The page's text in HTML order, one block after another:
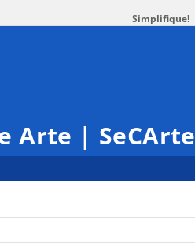
Simplifique!
Arte | SeCArte